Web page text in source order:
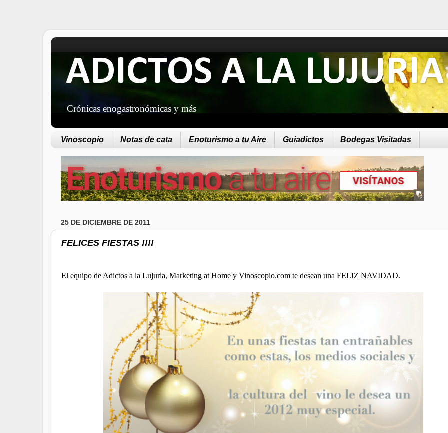
ADICTOS A LA LUJURIA
Crónicas enogastronómicas y más
Vinoscopio Notas de cata Enoturismo a tu Aire Guiadictos Bodegas Visitadas
25 DE DICIEMBRE DE 2011
FELICES FIESTAS !!!!
El equipo de Adictos a la Lujuria, Marketing at Home y Vinoscopio.com te desean una FELIZ NAVIDAD.